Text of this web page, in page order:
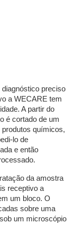
preciso
a WECARE tem
A partir do
é cortado de um
químicos,
lo de
e então
da amostra
receptivo a
um bloco. O
sobre uma
um microscópio